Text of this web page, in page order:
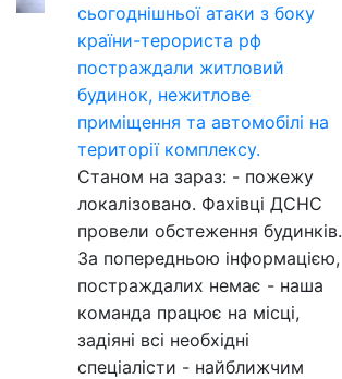
сьогоднішньої атаки з боку
країни-терориста рф
постраждали житловий
будинок, нежитлове
приміщення та автомобілі на
території комплексу.
Станом на зараз: - пожежу
локалізовано. Фахівці ДСНС
провели обстеження будинків.
За попередньою інформацією,
постраждалих немає - наша
команда працює на місці,
задіяні всі необхідні
спеціалісти - найближчим